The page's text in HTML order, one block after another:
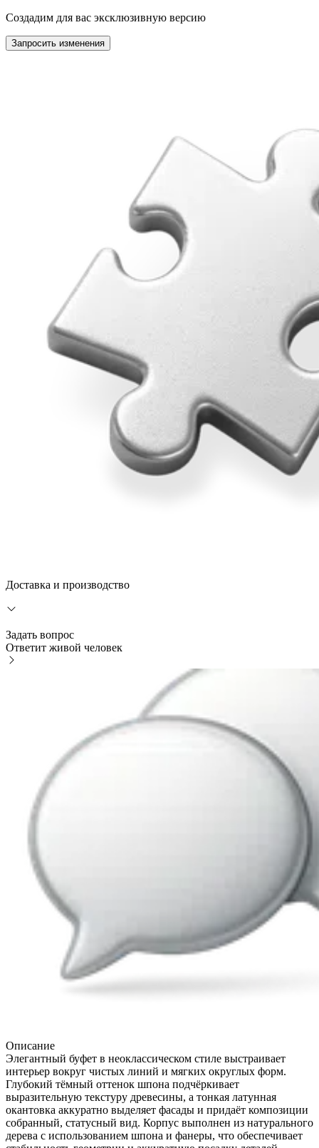
Создадим для вас эксклюзивную версию
Запросить изменения
Доставка и производство
Задать вопрос
Ответит живой человек
Описание
Элегантный буфет в неоклассическом стиле выстраивает
интерьер вокруг чистых линий и мягких округлых форм.
Глубокий тёмный оттенок шпона подчёркивает
выразительную текстуру древесины, а тонкая латунная
окантовка аккуратно выделяет фасады и придаёт композиции
собранный, статусный вид. Корпус выполнен из натурального
дерева с использованием шпона и фанеры, что обеспечивает